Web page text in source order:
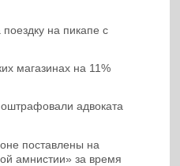
на пикапе с
магазинах на 11%
адвоката
поставлены на
амнистии» за время